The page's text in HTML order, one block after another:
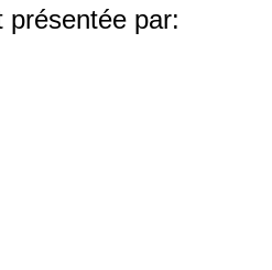
présentée par: